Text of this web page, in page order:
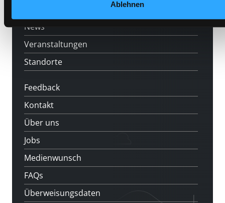
Ablehnen
News
Veranstaltungen
Standorte
Feedback
Kontakt
Über uns
Jobs
Medienwunsch
FAQs
Überweisungsdaten